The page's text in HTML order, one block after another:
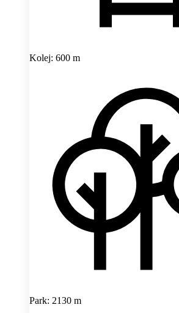
Kolej: 600 m
Park: 2130 m